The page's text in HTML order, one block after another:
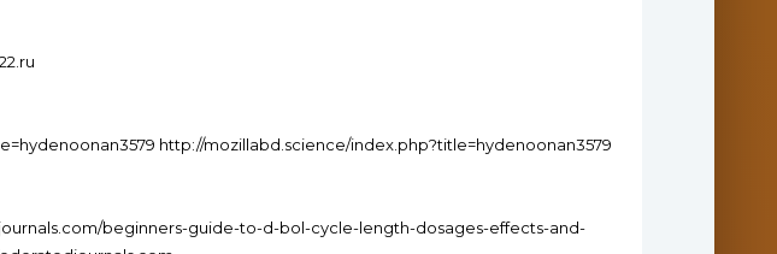
http://mozillabd.science/index.php?title=hydenoonan3579
beginners-guide-to-d-bol-cycle-length-dosages-effects-and-